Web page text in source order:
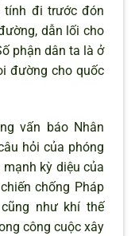
tính đi trước đón
dẫn lối cho
phận dân ta là ở
đường cho quốc
vấn báo Nhân
hỏi của phóng
kỳ diệu của
chống Pháp
như khí thế
công cuộc xây